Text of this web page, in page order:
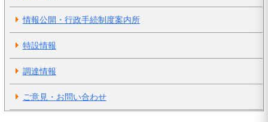
情報公開・行政手続制度案内所
特設情報
調達情報
ご意見・お問い合わせ